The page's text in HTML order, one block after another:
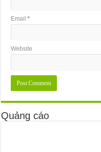
Email*
Website
Quảng cáo